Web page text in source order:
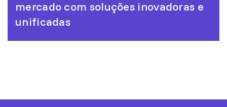
mercado com soluções inovadoras e
unificadas